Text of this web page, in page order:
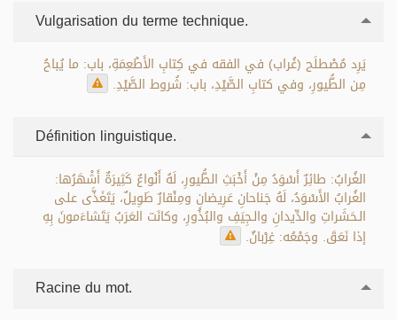
Vulgarisation du terme technique.
يَرِد مُصْطلَح (غُراب) في الفقه في كِتابِ الأَطْعِمَةِ، باب: ما يُباحُ
مِن الطُّيورِ، وفي كتابِ الصَّيْدِ، باب: شُروط الصَّيْدِ.
Définition linguistique.
الغُرابُ: طائِرٌ أَسْوَدُ مِنْ أَخْبَثِ الطُّيورِ، لَهُ أَنْواعٌ كَثِيرَةٌ أَشْهَرُها:
الغُرابُ الأَسْوَدُ، لَهُ جَناحانِ عَرِيضانِ ومِنْقارٌ طَوِيلٌ، يَتَغَذَّى على
الـحَشَراتِ والدِّيدانِ والـجِيَفِ والبُذُورِ، وكانَت العَرَبُ يَتَشاءَمونَ بِهِ
إذا نَعَقَ. وجَمْعُه: غِرْبانٌ.
Racine du mot.